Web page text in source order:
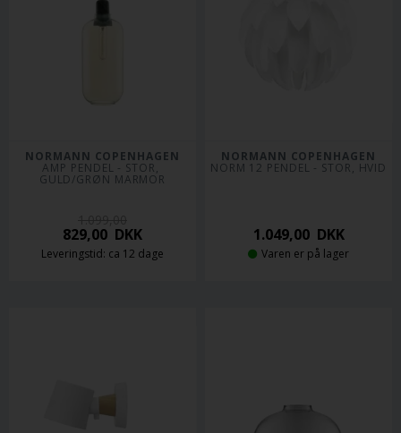
NORMANN COPENHAGEN
AMP PENDEL - STOR,
GULD/GRØN MARMOR
829,00 DKK
Leveringstid: ca 12 dage
NORMANN COPENHAGEN
NORM 12 PENDEL - STOR, HVID
1.049,00DKK
Varen er på lager